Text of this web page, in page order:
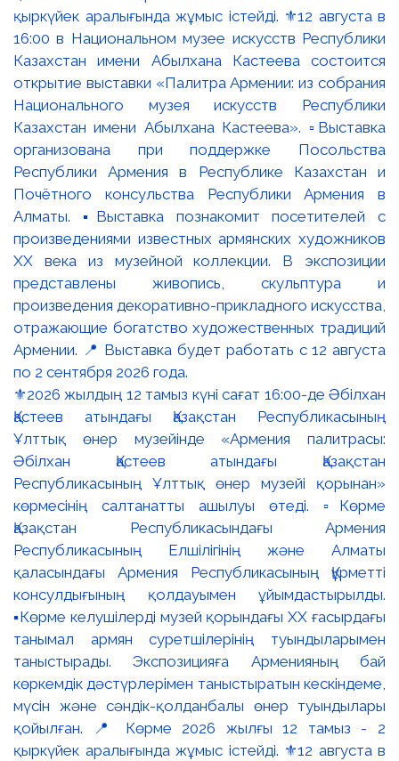
⚜️2026 жылдың 12 тамыз күні сағат 16:00-де Әбілхан
Қастеев атындағы Қазақстан Республикасының
Ұлттық өнер музейінде «Армения палитрасы:
Әбілхан Қастеев атындағы Қазақстан
Республикасының Ұлттық өнер музейі қорынан»
көрмесінің салтанатты ашылуы өтеді. ▫️Көрме
Қазақстан Республикасындағы Армения
Республикасының Елшілігінің және Алматы
қаласындағы Армения Республикасының Құрметті
консулдығының қолдауымен ұйымдастырылды.
▪️Көрме келушілерді музей қорындағы ХХ ғасырдағы
танымал армян суретшілерінің туындыларымен
таныстырады. Экспозицияға Арменияның бай
көркемдік дәстүрлерімен таныстыратын кескіндеме,
мүсін және сәндік-қолданбалы өнер туындылары
қойылған. 📍 Көрме 2026 жылғы 12 тамыз - 2
қыркүйек аралығында жұмыс істейді. ⚜️12 августа в